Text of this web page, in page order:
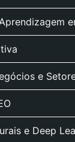
e
e Deep